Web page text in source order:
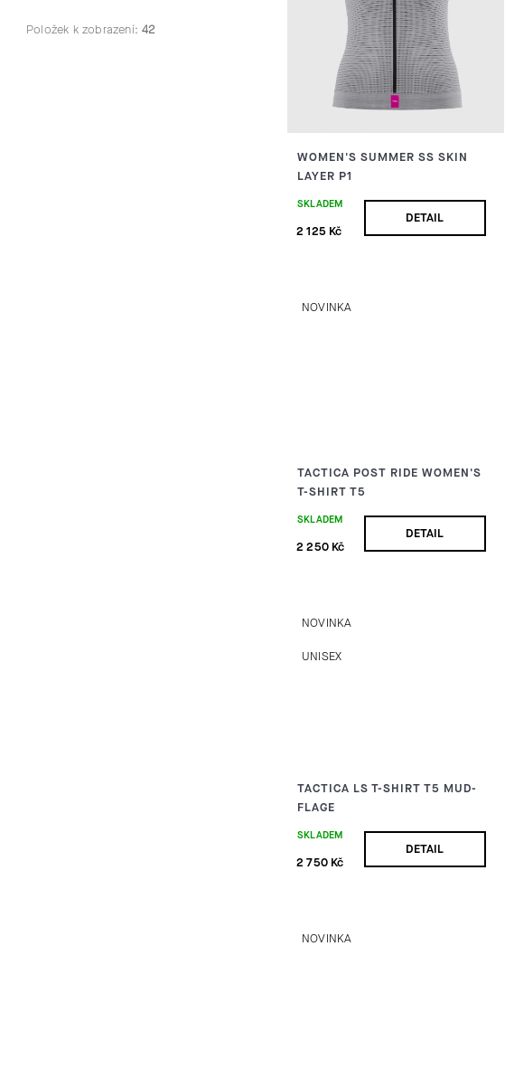
Položek k zobrazení:42
D
U
K
WOMEN'S SUMMER SS SKIN
LAYER P1
SKLADEM
2 125 Kč
DETAIL
NOVINKA
TACTICA POST RIDE WOMEN'S
T-SHIRT T5
SKLADEM
2 250 Kč
DETAIL
NOVINKA
UNISEX
TACTICA LS T-SHIRT T5 MUD-
FLAGE
SKLADEM
2 750 Kč
DETAIL
NOVINKA